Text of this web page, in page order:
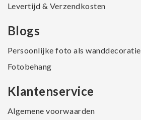
Levertijd & Verzendkosten
Blogs
Persoonlijke foto als wanddecoratie
Fotobehang
Klantenservice
Algemene voorwaarden